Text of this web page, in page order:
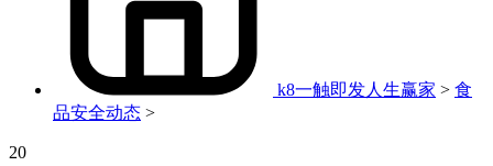
k8一触即发人生赢家 > 食
品安全动态 >
20